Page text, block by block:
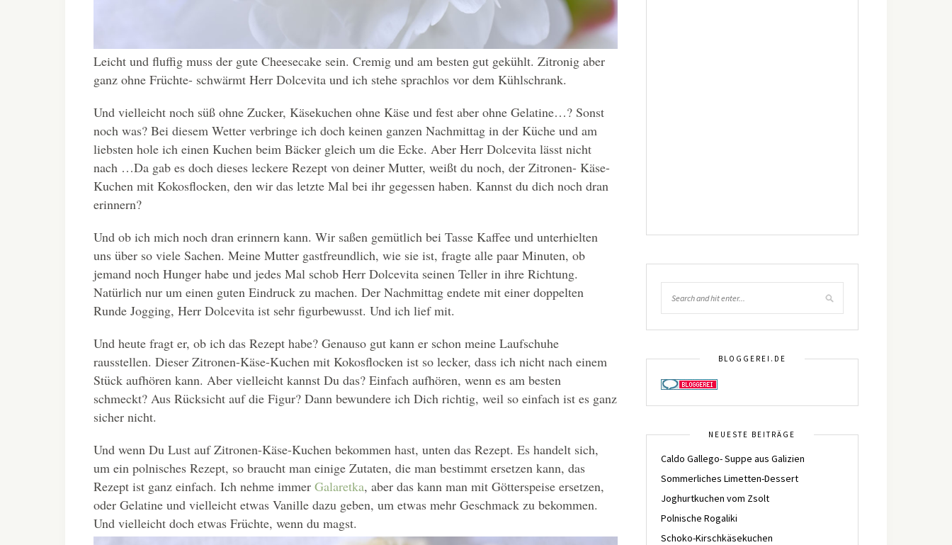
Leicht und fluffig muss der gute Cheesecake sein. Cremig und am besten gut gekühlt. Zitronig aber
ganz ohne Früchte- schwärmt Herr Dolcevita und ich stehe sprachlos vor dem Kühlschrank.
Und vielleicht noch süß ohne Zucker, Käsekuchen ohne Käse und fest aber ohne Gelatine…? Sonst
noch was? Bei diesem Wetter verbringe ich doch keinen ganzen Nachmittag in der Küche und am
liebsten hole ich einen Kuchen beim Bäcker gleich um die Ecke. Aber Herr Dolcevita lässt nicht
nach …Da gab es doch dieses leckere Rezept von deiner Mutter, weißt du noch, der Zitronen- Käse-
Kuchen mit Kokosflocken, den wir das letzte Mal bei ihr gegessen haben. Kannst du dich noch dran
erinnern?
Und ob ich mich noch dran erinnern kann. Wir saßen gemütlich bei Tasse Kaffee und unterhielten
uns über so viele Sachen. Meine Mutter gastfreundlich, wie sie ist, fragte alle paar Minuten, ob
jemand noch Hunger habe und jedes Mal schob Herr Dolcevita seinen Teller in ihre Richtung.
Natürlich nur um einen guten Eindruck zu machen. Der Nachmittag endete mit einer doppelten
Runde Jogging, Herr Dolcevita ist sehr figurbewusst. Und ich lief mit.
Und heute fragt er, ob ich das Rezept habe? Genauso gut kann er schon meine Laufschuhe
rausstellen. Dieser Zitronen-Käse-Kuchen mit Kokosflocken ist so lecker, dass ich nicht nach einem
Stück aufhören kann. Aber vielleicht kannst Du das? Einfach aufhören, wenn es am besten
schmeckt? Aus Rücksicht auf die Figur? Dann bewundere ich Dich richtig, weil so einfach ist es ganz
sicher nicht.
Und wenn Du Lust auf Zitronen-Käse-Kuchen bekommen hast, unten das Rezept. Es handelt sich,
um ein polnisches Rezept, so braucht man einige Zutaten, die man bestimmt ersetzen kann, das
Rezept ist ganz einfach. Ich nehme immer Galaretka, aber das kann man mit Götterspeise ersetzen,
oder Gelatine und vielleicht etwas Vanille dazu geben, um etwas mehr Geschmack zu bekommen.
Und vielleicht doch etwas Früchte, wenn du magst.
BLOGGEREI.DE
NEUESTE BEITRÄGE
Caldo Gallego- Suppe aus Galizien
Sommerliches Limetten-Dessert
Joghurtkuchen vom Zsolt
Polnische Rogaliki
Schoko-Kirschkäsekuchen